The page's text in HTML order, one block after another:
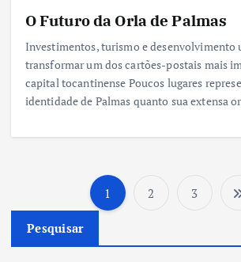
O Futuro da Orla de Palmas
Investimentos, turismo e desenvolvimento
transformar um dos cartões-postais mais
capital tocantinense Poucos lugares
identidade de Palmas quanto sua extensa
P
a
1 2 3
Pesquisar